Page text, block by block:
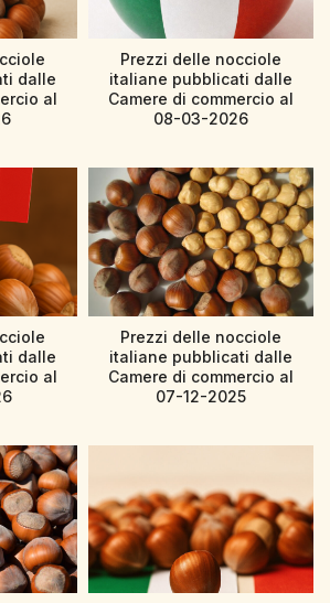
dalle
al
Prezzi delle nocciole
italiane pubblicati dalle
Camere di commercio al
08-03-2026
dalle
al
Prezzi delle nocciole
italiane pubblicati dalle
Camere di commercio al
07-12-2025